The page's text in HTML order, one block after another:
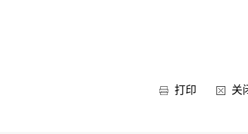
打印 关